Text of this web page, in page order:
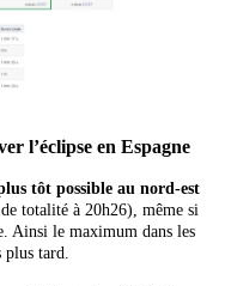
l’éclipse en Espagne
tôt possible au nord-est
totalité à 20h26), même si
Ainsi le maximum dans les
plus tard.